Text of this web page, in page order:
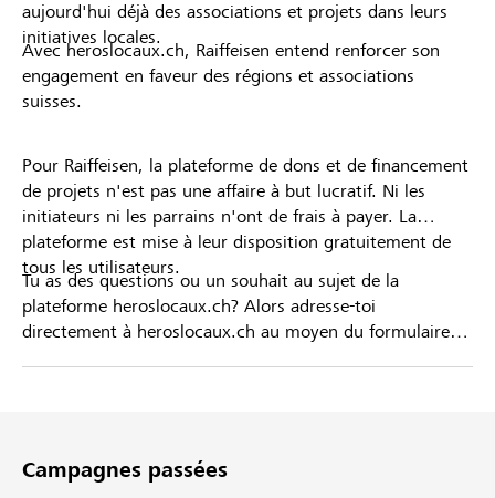
aujourd'hui déjà des associations et projets dans leurs
initiatives locales.
Avec heroslocaux.ch, Raiffeisen entend renforcer son
engagement en faveur des régions et associations
suisses.
Pour Raiffeisen, la plateforme de dons et de financement
de projets n'est pas une affaire à but lucratif. Ni les
initiateurs ni les parrains n'ont de frais à payer. La
plateforme est mise à leur disposition gratuitement de
tous les utilisateurs.
Tu as des questions ou un souhait au sujet de la
plateforme heroslocaux.ch? Alors adresse-toi
directement à heroslocaux.ch au moyen du formulaire
Campagnes passées